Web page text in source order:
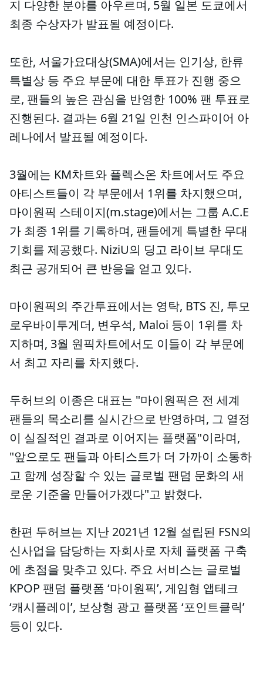
지 다양한 분야를 아우르며, 5월 일본 도쿄에서
최종 수상자가 발표될 예정이다.
또한, 서울가요대상(SMA)에서는 인기상, 한류
특별상 등 주요 부문에 대한 투표가 진행 중으
로, 팬들의 높은 관심을 반영한 100% 팬 투표로
진행된다. 결과는 6월 21일 인천 인스파이어 아
레나에서 발표될 예정이다.
3월에는 KM차트와 플렉스온 차트에서도 주요
아티스트들이 각 부문에서 1위를 차지했으며,
마이원픽 스테이지(m.stage)에서는 그룹 A.C.E
가 최종 1위를 기록하며, 팬들에게 특별한 무대
기회를 제공했다. NiziU의 딩고 라이브 무대도
최근 공개되어 큰 반응을 얻고 있다.
마이원픽의 주간투표에서는 영탁, BTS 진, 투모
로우바이투게더, 변우석, Maloi 등이 1위를 차
지하며, 3월 원픽차트에서도 이들이 각 부문에
서 최고 자리를 차지했다.
두허브의 이종은 대표는 "마이원픽은 전 세계
팬들의 목소리를 실시간으로 반영하며, 그 열정
이 실질적인 결과로 이어지는 플랫폼"이라며,
"앞으로도 팬들과 아티스트가 더 가까이 소통하
고 함께 성장할 수 있는 글로벌 팬덤 문화의 새
로운 기준을 만들어가겠다"고 밝혔다.
한편 두허브는 지난 2021년 12월 설립된 FSN의
신사업을 담당하는 자회사로 자체 플랫폼 구축
에 초점을 맞추고 있다. 주요 서비스는 글로벌
KPOP 팬덤 플랫폼 ‘마이원픽’, 게임형 앱테크
‘캐시플레이’, 보상형 광고 플랫폼 ‘포인트클릭’
등이 있다.